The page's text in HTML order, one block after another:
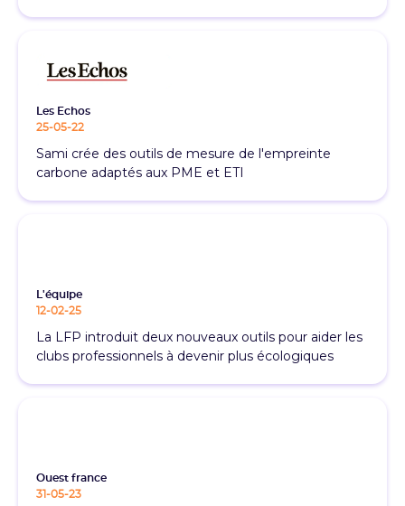
Les Echos
25-05-22
Sami crée des outils de mesure de l'empreinte
carbone adaptés aux PME et ETI
L'équipe
12-02-25
La LFP introduit deux nouveaux outils pour aider les
clubs professionnels à devenir plus écologiques
Ouest france
31-05-23